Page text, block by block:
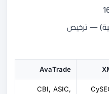
— ترخيص
AvaTrade
CBI, ASIC,